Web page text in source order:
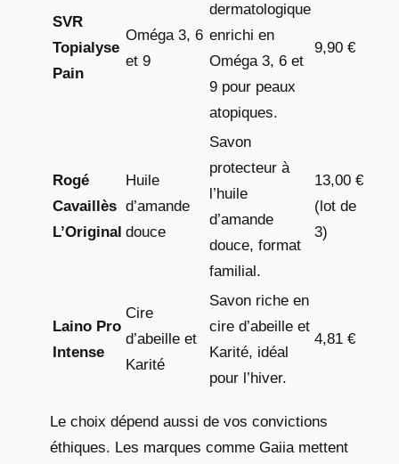
SVR
Topialyse
Pain
Oméga 3, 6
et 9
dermatologique
enrichi en
Oméga 3, 6 et
9 pour peaux
atopiques.
9,90 €
Rogé
Cavaillès
L’Original
Huile
d’amande
douce
Savon
protecteur à
l’huile
d’amande
douce, format
familial.
13,00 €
(lot de
3)
Laino Pro
Intense
Cire
d’abeille et
Karité
Savon riche en
cire d’abeille et
Karité, idéal
pour l’hiver.
4,81 €
Le choix dépend aussi de vos convictions
éthiques. Les marques comme Gaiia mettent